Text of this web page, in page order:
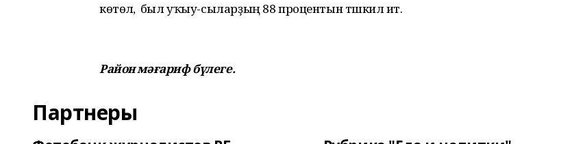
көтөлә, ә был уҡыу-сыларҙың 88 процентын тәшкил итә.
Район мәғариф бүлеге.
Партнеры